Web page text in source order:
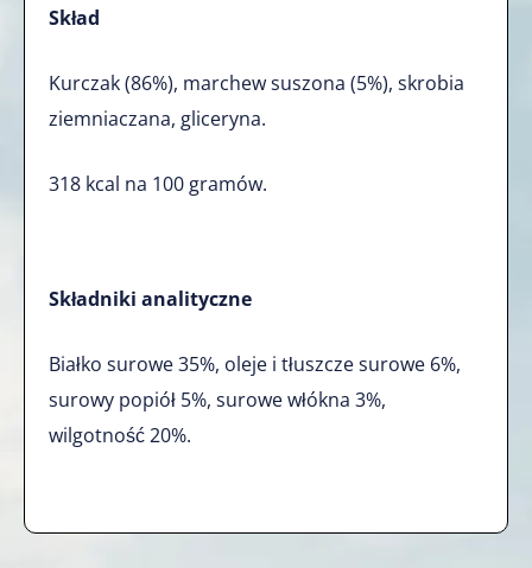
Skład
Kurczak (86%), marchew suszona (5%), skrobia
ziemniaczana, gliceryna.
318 kcal na 100 gramów.
Składniki analityczne
Białko surowe 35%, oleje i tłuszcze surowe 6%,
surowy popiół 5%, surowe włókna 3%,
wilgotność 20%.